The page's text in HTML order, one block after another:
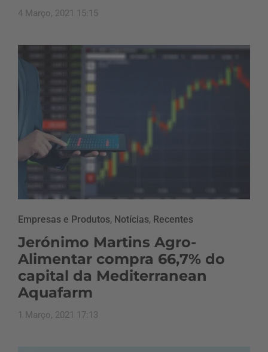
4 Março, 2021 15:15
Empresas e Produtos, Notícias, Recentes
Jerónimo Martins Agro-
Alimentar compra 66,7% do
capital da Mediterranean
Aquafarm
1 Março, 2021 17:13